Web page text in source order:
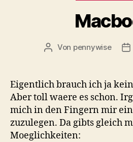
Beitragsautor
Von pennywise
Eigentlich brauch ich ja
Aber toll waere es schon.
mich in den Fingern mir ein
zuzulegen. Da gibts gleich
Moeglichkeiten: